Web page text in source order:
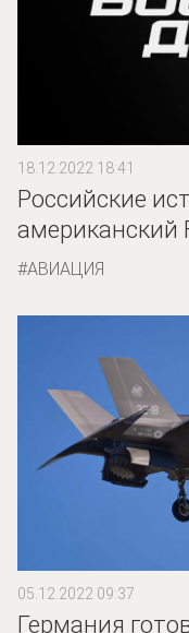
18.12.2022 18:41
Российские
американский
АВИАЦИЯ
05.12.2022 09:37
Германия